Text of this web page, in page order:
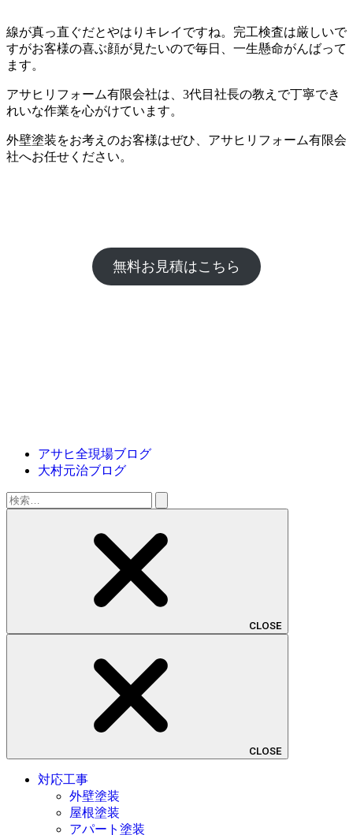
線が真っ直ぐだとやはりキレイですね。完工検査は厳しいで
すがお客様の喜ぶ顔が見たいので毎日、一生懸命がんばって
ます。
アサヒリフォーム有限会社は、3代目社長の教えで丁寧でき
れいな作業を心がけています。
外壁塗装をお考えのお客様はぜひ、アサヒリフォーム有限会
社へお任せください。
無料お見積はこちら
アサヒ全現場ブログ
大村元治ブログ
検
索:
CLOSE
CLOSE
対応工事
外壁塗装
屋根塗装
アパート塗装